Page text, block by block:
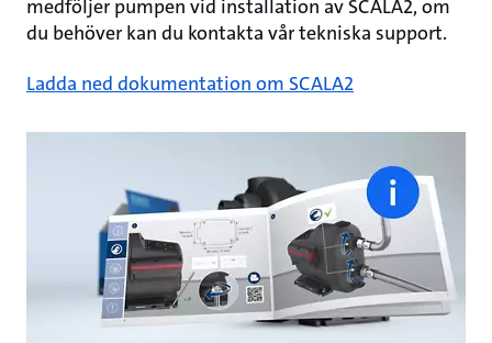
medföljer pumpen vid installation av SCALA2, om
du behöver kan du kontakta vår tekniska support.
Ladda ned dokumentation om SCALA2